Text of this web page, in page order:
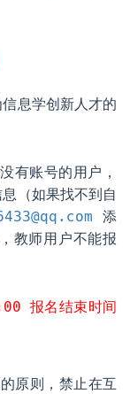
息学创新人才的
有账号的用户，
（如果找不到自
添
教师用户不能报
报名结束时间
原则，禁止在互